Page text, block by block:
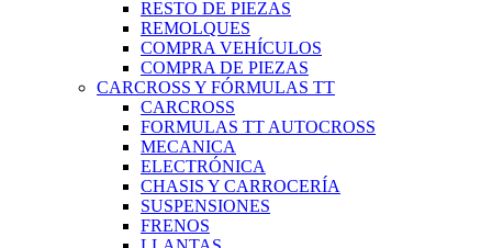
RESTO DE PIEZAS
REMOLQUES
COMPRA VEHÍCULOS
COMPRA DE PIEZAS
CARCROSS Y FÓRMULAS TT
CARCROSS
FORMULAS TT AUTOCROSS
MECANICA
ELECTRÓNICA
CHASIS Y CARROCERÍA
SUSPENSIONES
FRENOS